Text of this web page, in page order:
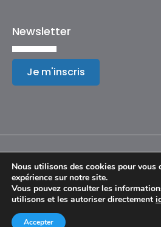
Newsletter
Je m'inscris
© Copyright 2024 – Festival
Mentions
Nous utilisons des cookies pour vous
expérience sur notre site.
Vous pouvez consulter les
utilisons et les autoriser directement
Accepter